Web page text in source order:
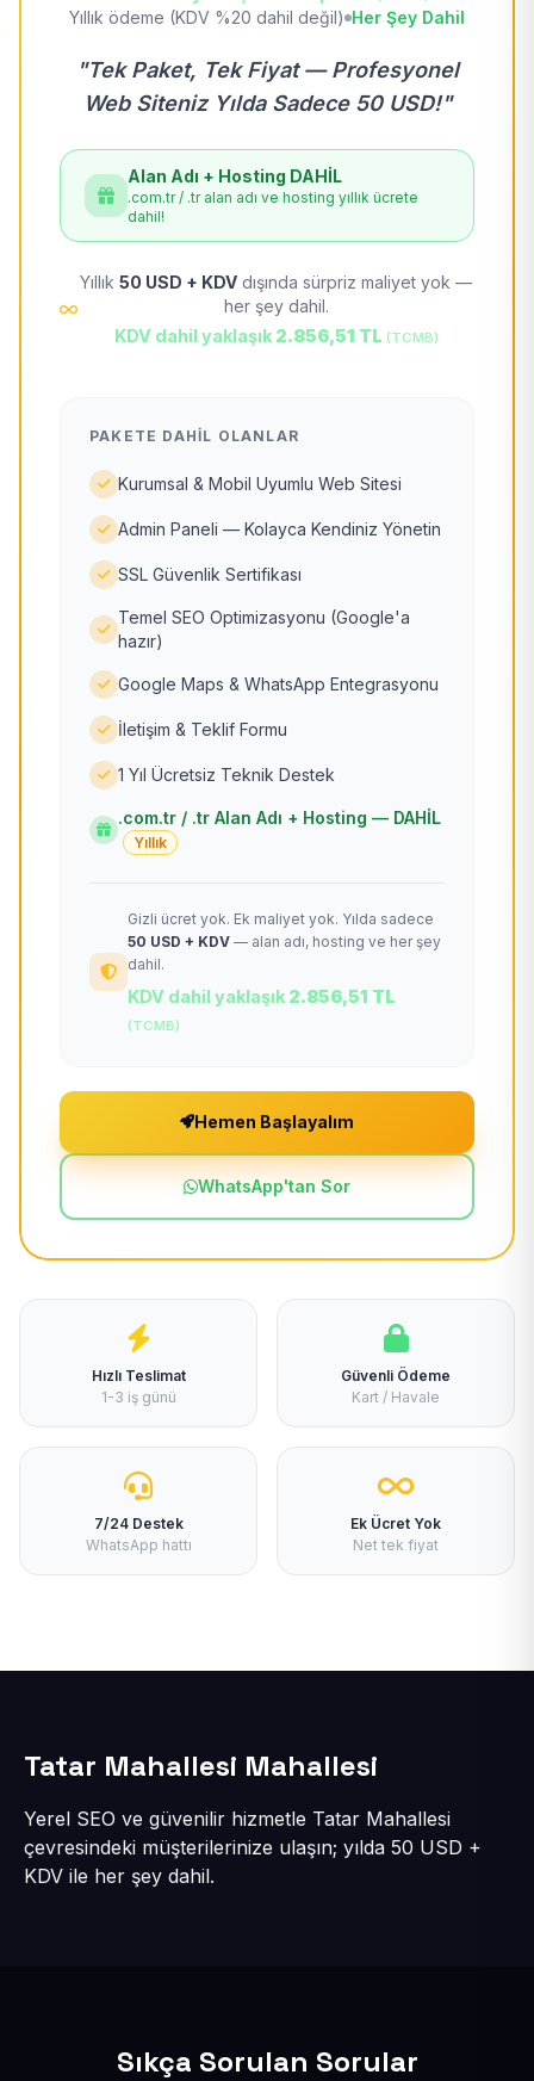
Yıllık ödeme (KDV %20 dahil değil) Her Şey Dahil
"Tek Paket, Tek Fiyat — Profesyonel
Web Siteniz Yılda Sadece 50 USD!"
Alan Adı + Hosting DAHİL
.com.tr / .tr alan adı ve hosting yıllık ücrete
dahil!
Yıllık 50 USD + KDV dışında sürpriz maliyet yok —
her şey dahil.
KDV dahil yaklaşık 2.856,51 TL (TCMB)
PAKETE DAHIL OLANLAR
Kurumsal & Mobil Uyumlu Web Sitesi
Admin Paneli — Kolayca Kendiniz Yönetin
SSL Güvenlik Sertifikası
Temel SEO Optimizasyonu (Google'a
hazır)
Google Maps & WhatsApp Entegrasyonu
İletişim & Teklif Formu
1 Yıl Ücretsiz Teknik Destek
.com.tr / .tr Alan Adı + Hosting — DAHİL
Yıllık
Gizli ücret yok. Ek maliyet yok. Yılda sadece
50 USD + KDV — alan adı, hosting ve her şey
dahil.
KDV dahil yaklaşık 2.856,51 TL
(TCMB)
Hemen Başlayalım
WhatsApp'tan Sor
Hızlı Teslimat
1-3 iş günü
Güvenli Ödeme
Kart / Havale
7/24 Destek
WhatsApp hattı
Ek Ücret Yok
Net tek fiyat
Tatar Mahallesi Mahallesi
Yerel SEO ve güvenilir hizmetle Tatar Mahallesi
çevresindeki müşterilerinize ulaşın; yılda 50 USD +
KDV ile her şey dahil.
Sıkça Sorulan Sorular